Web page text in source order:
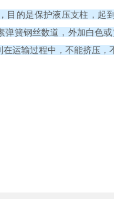
目的是保护液压支柱，
弹簧钢丝数道，外加白色
运输过程中，不能挤压